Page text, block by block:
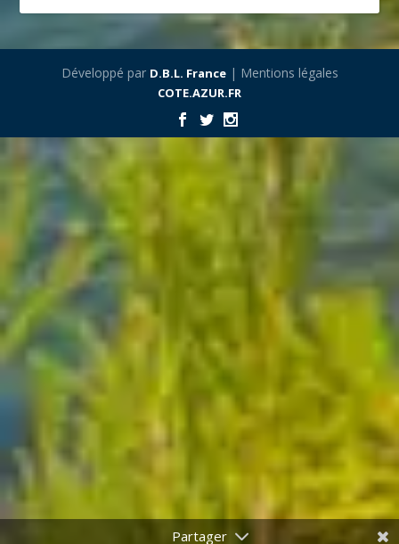
Développé par D.B.L. France| Mentions légales
COTE.AZUR.FR